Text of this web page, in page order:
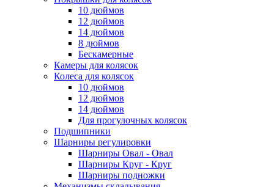
10 дюймов
12 дюймов
14 дюймов
8 дюймов
Бескамерные
Камеры для колясок
Колеса для колясок
10 дюймов
12 дюймов
14 дюймов
Для прогулочных колясок
Подшипники
Шарниры регулировки
Шарниры Овал - Овал
Шарниры Круг - Круг
Шарниры подножки